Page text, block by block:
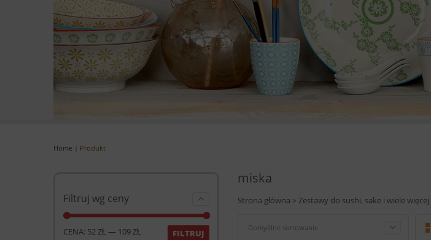
Home Produkt
miska
Strona główna > Zestawy do sushi, sake i wiele więcej
Domyślne sortowanie
Filtruj wg ceny
FILTRUJ
CENA: 52 ZŁ— 109 ZŁ